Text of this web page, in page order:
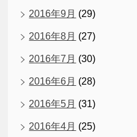
2016年9月 (29)
2016年8月 (27)
2016年7月 (30)
2016年6月 (28)
2016年5月 (31)
2016年4月 (25)